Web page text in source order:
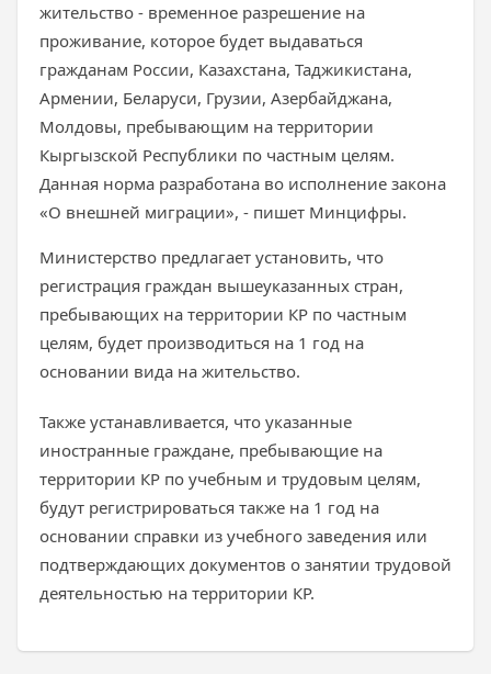
жительство - временное разрешение на
проживание, которое будет выдаваться
гражданам России, Казахстана, Таджикистана,
Армении, Беларуси, Грузии, Азербайджана,
Молдовы, пребывающим на территории
Кыргызской Республики по частным целям.
Данная норма разработана во исполнение закона
«О внешней миграции», - пишет Минцифры.
Министерство предлагает установить, что
регистрация граждан вышеуказанных стран,
пребывающих на территории КР по частным
целям, будет производиться на 1 год на
основании вида на жительство.
Также устанавливается, что указанные
иностранные граждане, пребывающие на
территории КР по учебным и трудовым целям,
будут регистрироваться также на 1 год на
основании справки из учебного заведения или
подтверждающих документов о занятии трудовой
деятельностью на территории КР.